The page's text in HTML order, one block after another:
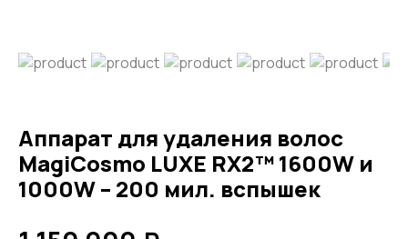
Аппарат для удаления волос
MagiCosmo LUXE RX2™ 1600W и
1000W – 200 мил. вспышек